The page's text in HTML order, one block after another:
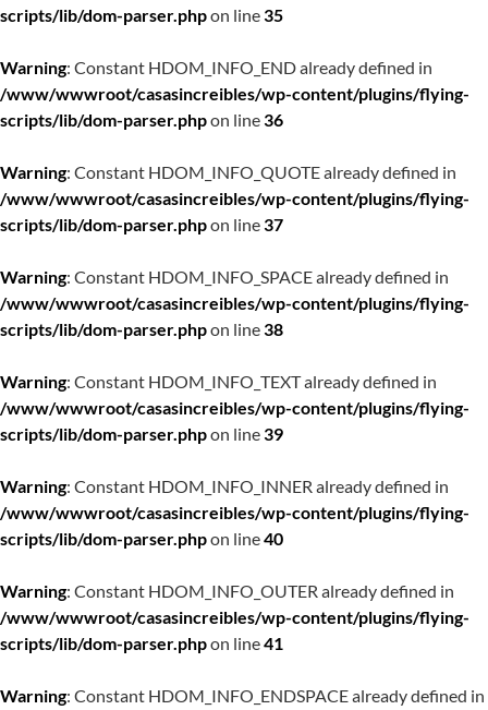
scripts/lib/dom-parser.phpon line35
Warning: Constant HDOM_INFO_END already defined in
/www/wwwroot/casasincreibles/wp-content/plugins/flying-
scripts/lib/dom-parser.phpon line36
Warning: Constant HDOM_INFO_QUOTE already defined in
/www/wwwroot/casasincreibles/wp-content/plugins/flying-
scripts/lib/dom-parser.phpon line37
Warning: Constant HDOM_INFO_SPACE already defined in
/www/wwwroot/casasincreibles/wp-content/plugins/flying-
scripts/lib/dom-parser.phpon line38
Warning: Constant HDOM_INFO_TEXT already defined in
/www/wwwroot/casasincreibles/wp-content/plugins/flying-
scripts/lib/dom-parser.phpon line39
Warning: Constant HDOM_INFO_INNER already defined in
/www/wwwroot/casasincreibles/wp-content/plugins/flying-
scripts/lib/dom-parser.phpon line40
Warning: Constant HDOM_INFO_OUTER already defined in
/www/wwwroot/casasincreibles/wp-content/plugins/flying-
scripts/lib/dom-parser.phpon line41
Warning: Constant HDOM_INFO_ENDSPACE already defined in